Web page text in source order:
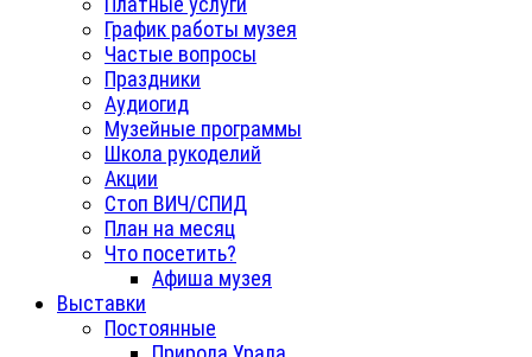
График работы музея
Частые вопросы
Праздники
Аудиогид
Музейные программы
Школа рукоделий
Акции
Стоп ВИЧ/СПИД
План на месяц
Что посетить?
Афиша музея
Выставки
Постоянные